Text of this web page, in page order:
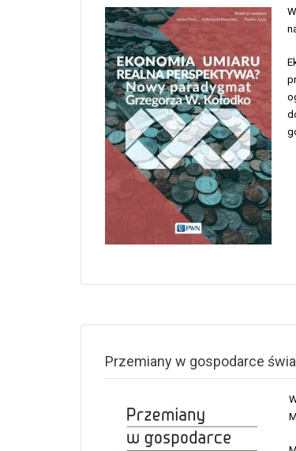
Przemiany w gospodarce